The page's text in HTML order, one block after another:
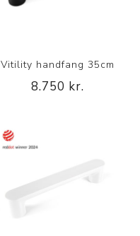
Vitility handfang 35cm
8.750 kr.